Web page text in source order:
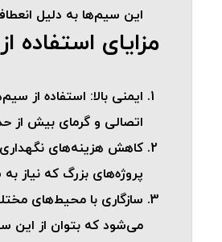
این سیم‌ها به دلیل
مزایای
ایمنی بالا: استفاده از
اتصالی و گرمای بیش از
کاهش هزینه‌های نگهداری
پروژه‌های بزرگ که نیاز
سازگاری با محیط‌های
می‌شود که بتوان از این